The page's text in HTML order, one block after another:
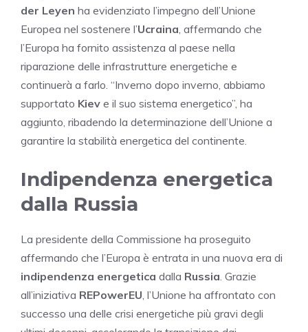
der Leyen ha evidenziato l’impegno dell’Unione
Europea nel sostenere l’Ucraina, affermando che
l’Europa ha fornito assistenza al paese nella
riparazione delle infrastrutture energetiche e
continuerà a farlo. “Inverno dopo inverno, abbiamo
supportato Kiev e il suo sistema energetico”, ha
aggiunto, ribadendo la determinazione dell’Unione a
garantire la stabilità energetica del continente.
Indipendenza energetica
dalla Russia
La presidente della Commissione ha proseguito
affermando che l’Europa è entrata in una nuova era di
indipendenza energetica dalla Russia. Grazie
all’iniziativa REPowerEU, l’Unione ha affrontato con
successo una delle crisi energetiche più gravi degli